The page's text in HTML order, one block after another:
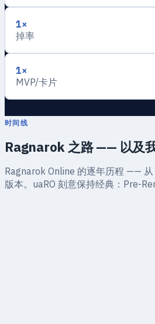
1×
掉率
1×
MVP/卡片
时间线
Ragnarok 之路 —— 以及
Ragnarok Online 的逐年历程 ——
版本。uaRO 刻意保持经典：Pre-